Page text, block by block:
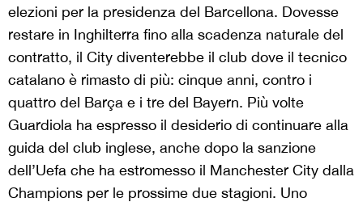
elezioni per la presidenza del Barcellona. Dovesse
restare in Inghilterra fino alla scadenza naturale del
contratto, il City diventerebbe il club dove il tecnico
catalano è rimasto di più: cinque anni, contro i
quattro del Barça e i tre del Bayern. Più volte
Guardiola ha espresso il desiderio di continuare alla
guida del club inglese, anche dopo la sanzione
dell’Uefa che ha estromesso il Manchester City dalla
Champions per le prossime due stagioni. Uno